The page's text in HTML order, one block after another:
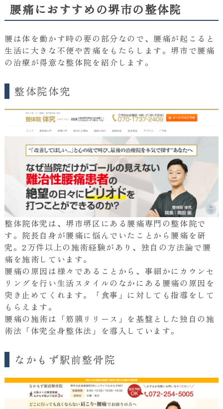
腰痛におすすめの堺市の整体院
腰は体を動かす時の要の部分なので、腰痛が起こると
生活に大きな不便や苦痛をもたらします。堺市で腰痛
の治療が得意な整体院を紹介します。
整体院体究
整体院体究は、堺市堺区にある腰痛専門の整体院で
す。院長自身が腰痛に悩んでいたことから腰痛を研
究。2万件以上の施術経験があり、独自の方法論で腰
痛を施術しています。
腰痛の原因は様々であることから、事細かにカウンセ
リングを行い生活スタイルのなかにある腰痛の原因を
突き止めてくれます。「食事」に対しても指導をして
もらえます。
腰痛の施術は「筋膜リリース」を基盤とした独自の施
術法「体究全身整体法」を導入しています。
なかもず駅前整骨院